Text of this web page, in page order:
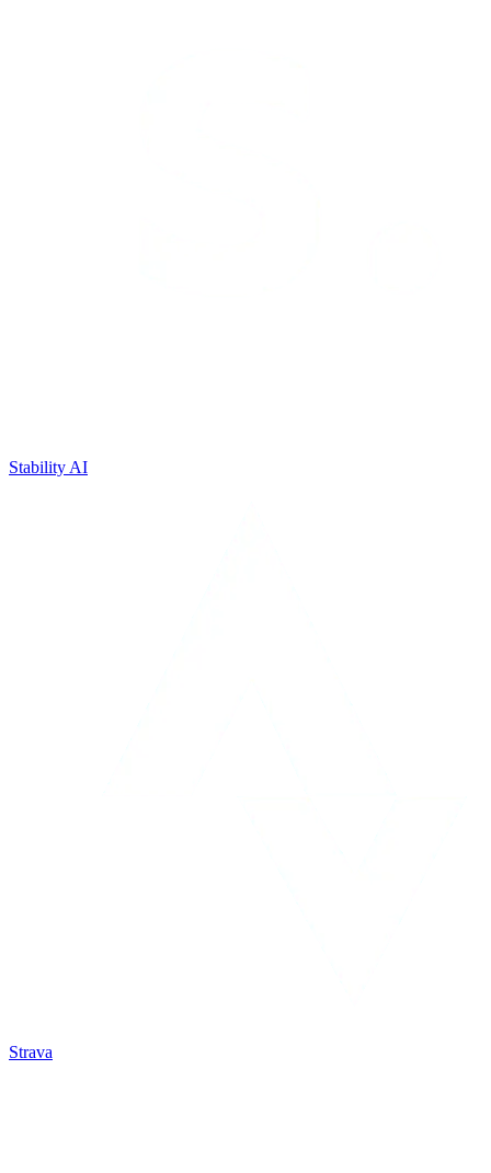
Stability AI
Strava